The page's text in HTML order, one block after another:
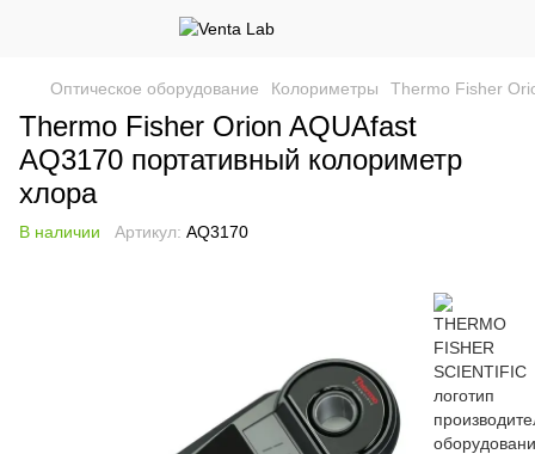
Оптическое оборудование Колориметры Thermo Fisher
Thermo Fisher Orion AQUAfast
AQ3170 портативный колориметр
хлора
В наличии Артикул: AQ3170